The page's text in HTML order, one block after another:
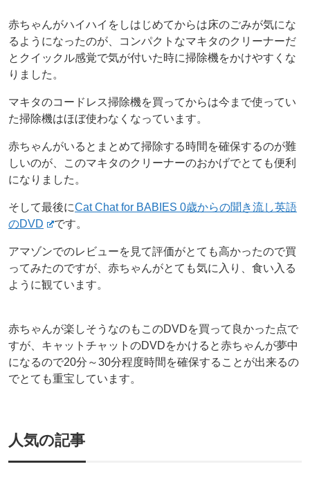
赤ちゃんがハイハイをしはじめてからは床のごみが気にな
るようになったのが、コンパクトなマキタのクリーナーだ
とクイックル感覚で気が付いた時に掃除機をかけやすくな
りました。
マキタのコードレス掃除機を買ってからは今まで使ってい
た掃除機はほぼ使わなくなっています。
赤ちゃんがいるとまとめて掃除する時間を確保するのが難
しいのが、このマキタのクリーナーのおかげでとても便利
になりました。
そして最後にCat Chat for BABIES 0歳からの聞き流し英語
のDVD
です。
アマゾンでのレビューを見て評価がとても高かったので買
ってみたのですが、赤ちゃんがとても気に入り、食い入る
ように観ています。
赤ちゃんが楽しそうなのもこのDVDを買って良かった点で
すが、キャットチャットのDVDをかけると赤ちゃんが夢中
になるので20分～30分程度時間を確保することが出来るの
でとても重宝しています。
人気の記事